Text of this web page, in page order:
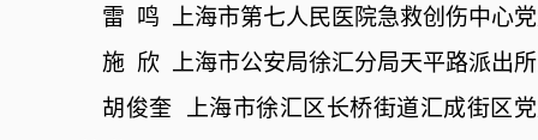
雷 鸣
上海市第七人民医院急救创伤中心
施 欣
上海市公安局徐汇分局天平路派出
胡俊奎
上海市徐汇区长桥街道汇成街区